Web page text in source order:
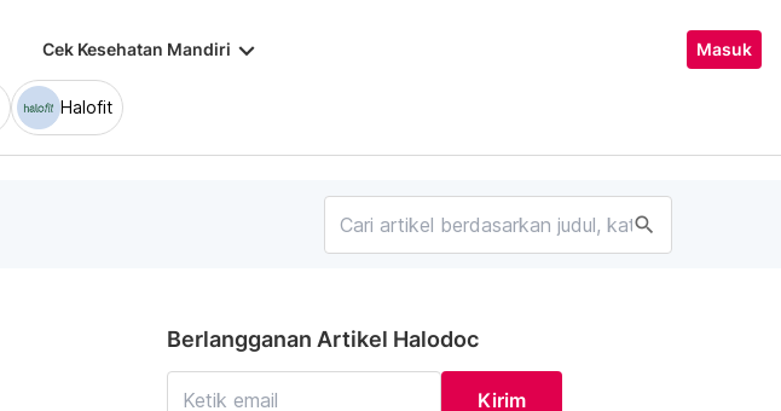
Cek Kesehatan Mandiri keyboard_arrow_down Masuk
Halofit
search
Berlangganan Artikel Halodoc
Kirim